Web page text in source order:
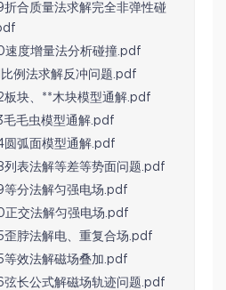
合质量法求解完全非弹性碰
度增量法分析碰撞.pdf
例法求解反冲问题.pdf
块、**木块模型通解.pdf
毛虫模型通解.pdf
弧面模型通解.pdf
表法解等差等势面问题.pdf
分法解匀强电场.pdf
交法解匀强电场.pdf
脖法解电、重复合场.pdf
效法解磁场叠加.pdf
长公式解磁场轨迹问题.pdf